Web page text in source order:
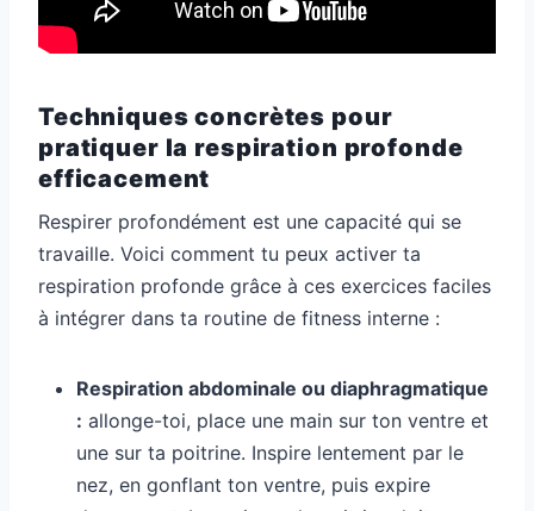
Techniques concrètes pour
pratiquer la respiration profonde
efficacement
Respirer profondément est une capacité qui se
travaille. Voici comment tu peux activer ta
respiration profonde grâce à ces exercices faciles
à intégrer dans ta routine de fitness interne :
Respiration abdominale ou diaphragmatique
: allonge-toi, place une main sur ton ventre et
une sur ta poitrine. Inspire lentement par le
nez, en gonflant ton ventre, puis expire